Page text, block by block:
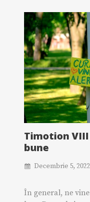
Timotion
bune
Decembrie 5, 2022
În general, ne